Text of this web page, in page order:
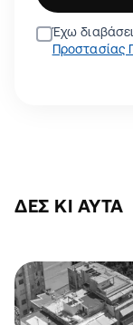
Έχω
Προστασίας
ΔΕΣ ΚΙ ΑΥΤΆ